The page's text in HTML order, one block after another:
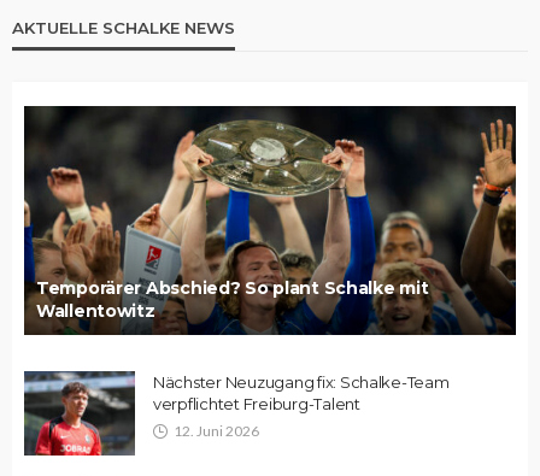
AKTUELLE SCHALKE NEWS
Temporärer Abschied? So plant Schalke mit
Wallentowitz
Nächster Neuzugang fix: Schalke-Team
verpflichtet Freiburg-Talent
12. Juni 2026